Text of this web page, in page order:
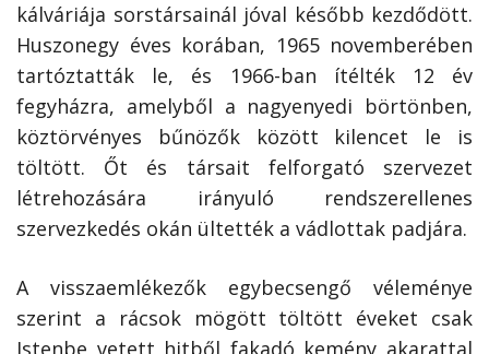
kálváriája sorstársainál jóval később kezdődött.
Huszonegy éves korában, 1965 novemberében
tartóztatták le, és 1966-ban ítélték 12 év
fegyházra, amelyből a nagyenyedi börtönben,
köztörvényes bűnözők között kilencet le is
töltött. Őt és társait felforgató szervezet
létrehozására irányuló rendszerellenes
szervezkedés okán ültették a vádlottak padjára.
A visszaemlékezők egybecsengő véleménye
szerint a rácsok mögött töltött éveket csak